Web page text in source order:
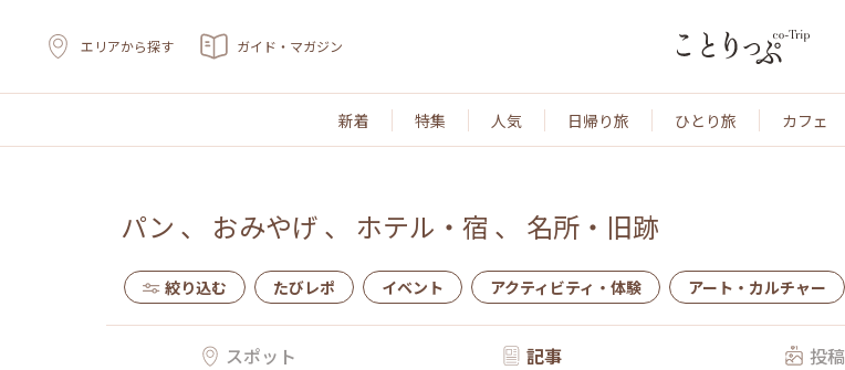
エリアから探す ガイド・マガジン
新着 特集 人気 日帰り旅 ひとり旅 カフェ
パン 、 おみやげ 、 ホテル・宿 、 名所・旧跡
絞り込む たびレポ イベント アクティビティ・体験 アート・カルチャー
スポット 記事 投稿